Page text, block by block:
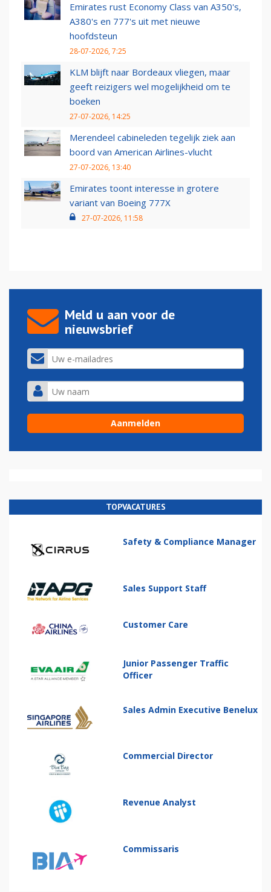
Emirates rust Economy Class van A350's,
A380's en 777's uit met nieuwe
hoofdsteun
28-07-2026, 7:25
KLM blijft naar Bordeaux vliegen, maar
geeft reizigers wel mogelijkheid om te
boeken
27-07-2026, 14:25
Merendeel cabineleden tegelijk ziek aan
boord van American Airlines-vlucht
27-07-2026, 13:40
Emirates toont interesse in grotere
variant van Boeing 777X
27-07-2026, 11:58
Meld u aan voor de
nieuwsbrief
TOPVACATURES
Safety & Compliance Manager
Sales Support Staff
Customer Care
Junior Passenger Traffic
Officer
Sales Admin Executive Benelux
Commercial Director
Revenue Analyst
Commissaris